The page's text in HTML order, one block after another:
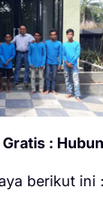
:
berikut ini :